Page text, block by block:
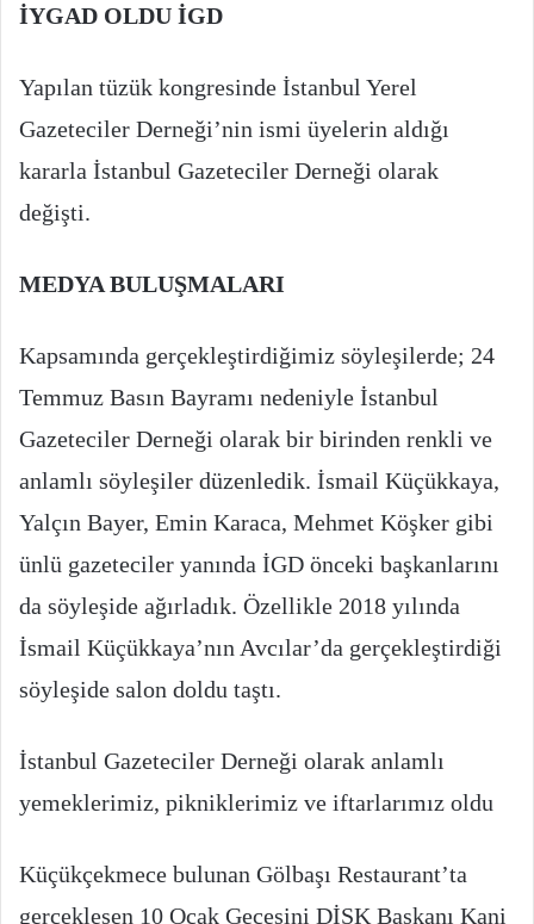
İYGAD OLDU İGD
Yapılan tüzük kongresinde İstanbul Yerel
Gazeteciler Derneği’nin ismi üyelerin aldığı
kararla İstanbul Gazeteciler Derneği olarak
değişti.
MEDYA BULUŞMALARI
Kapsamında gerçekleştirdiğimiz söyleşilerde; 24
Temmuz Basın Bayramı nedeniyle İstanbul
Gazeteciler Derneği olarak bir birinden renkli ve
anlamlı söyleşiler düzenledik. İsmail Küçükkaya,
Yalçın Bayer, Emin Karaca, Mehmet Köşker gibi
ünlü gazeteciler yanında İGD önceki başkanlarını
da söyleşide ağırladık. Özellikle 2018 yılında
İsmail Küçükkaya’nın Avcılar’da gerçekleştirdiği
söyleşide salon doldu taştı.
İstanbul Gazeteciler Derneği olarak anlamlı
yemeklerimiz, pikniklerimiz ve iftarlarımız oldu
Küçükçekmece bulunan Gölbaşı Restaurant’ta
gerçekleşen 10 Ocak Gecesini DİSK Başkanı Kani